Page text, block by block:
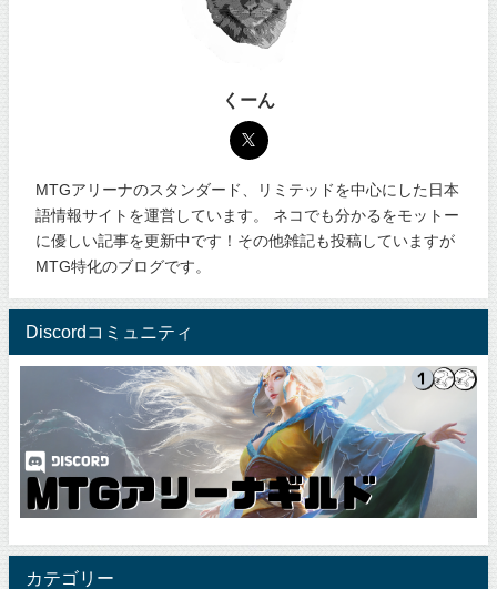
くーん
MTGアリーナのスタンダード、リミテッドを中心にした日本
語情報サイトを運営しています。 ネコでも分かるをモットー
に優しい記事を更新中です！その他雑記も投稿していますが
MTG特化のブログです。
Discordコミュニティ
カテゴリー